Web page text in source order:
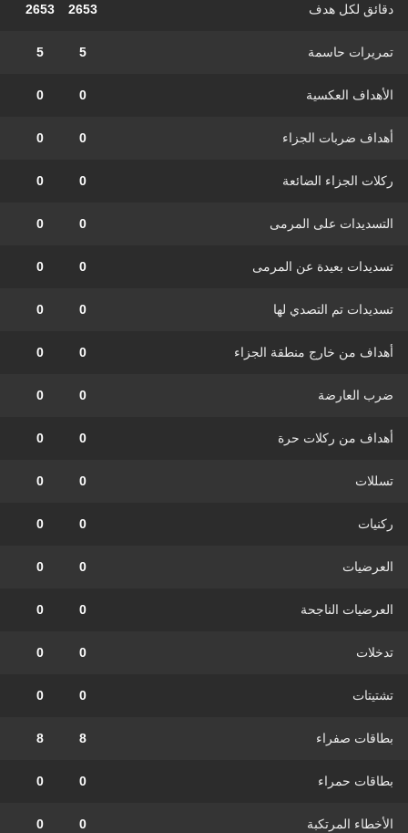
دقائق لكل هدف 2653
2653
تمريرات حاسمة 5
5
الأهداف العكسية 0
0
أهداف ضربات الجزاء 0
0
ركلات الجزاء الضائعة 0
0
التسديدات على المرمى 0
0
تسديدات بعيدة عن المرمى 0
0
تسديدات تم التصدي لها 0
0
أهداف من خارج منطقة الجزاء 0
0
ضرب العارضة 0
0
أهداف من ركلات حرة 0
0
تسللات 0
0
ركنيات 0
0
العرضيات 0
0
العرضيات الناجحة 0
0
تدخلات 0
0
تشتيتات 0
0
بطاقات صفراء 8
8
بطاقات حمراء 0
0
الأخطاء المرتكبة 0
0